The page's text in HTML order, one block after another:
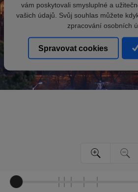
vám poskytovali smysluplné a
vašich údajů. Svůj souhlas můžete
zpracování osobních
Spravovat cookies